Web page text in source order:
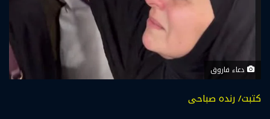
دعاء فاروق
كتبت/ رنده صباحى